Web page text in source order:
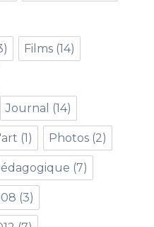
Films (14)
Journal (14)
(1) Photos (2)
(7)
(3)